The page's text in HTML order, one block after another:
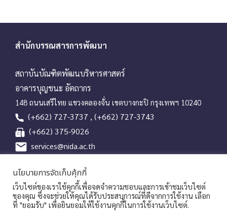
สำนักบรรณสารการพัฒนา
สถาบันบัณฑิตพัฒนบริหารศาสตร์
อาคารบุญชนะ อัตถากร
148 ถนนเสรีไทย แขวงคลองจั่น เขตบางกะปิ กรุงเทพฯ 10240
(+662) 727-3737 , (+662) 727-3743
(+662) 375-9026
services@nida.ac.th
Line OA
นโยบายการจัดเก็บคุ้กกี้
เว็บไซต์ของเราใช้คุกกี้เพื่อจดจำความชอบและการเข้าชมเว็บไซต์
ของคุณ ซึ่งจะช่วยให้คุณได้รับประสบการณ์ที่ดีจากการใช้งาน เลือก
ที่ "ยอมรับ" เพื่อยินยอมให้ใช้งานคุกกี้ในการใช้งานเว็บไซต์.